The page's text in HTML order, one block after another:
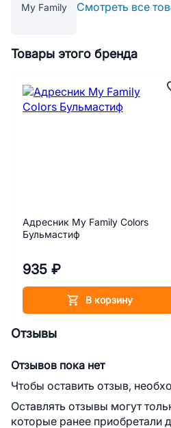
My Family Смотреть все
Товары этого бренда
Адресник My Family Colors
Бульмастиф
935 ₽
В корзину
Отзывы
Отзывов пока нет
Чтобы оставить отзыв,
Оставлять отзывы могут
которые ранее приобретали